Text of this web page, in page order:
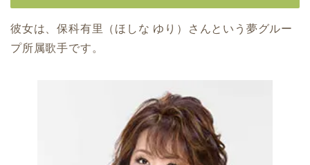
彼女は、保科有里（ほしな ゆり）さんという夢グルー
プ所属歌手です。